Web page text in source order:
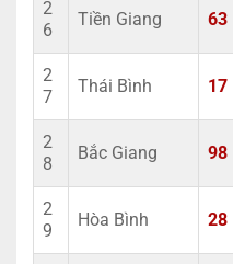
2
6
Tiền Giang 63
2
7
Thái Bình 17
2
8
Bắc Giang 98
2
9
Hòa Bình 28